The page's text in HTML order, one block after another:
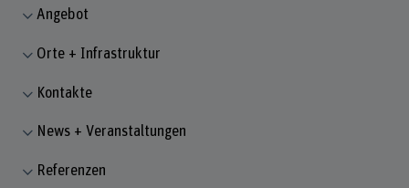
Angebot
Orte + Infrastruktur
Kontakte
News + Veranstaltungen
Referenzen